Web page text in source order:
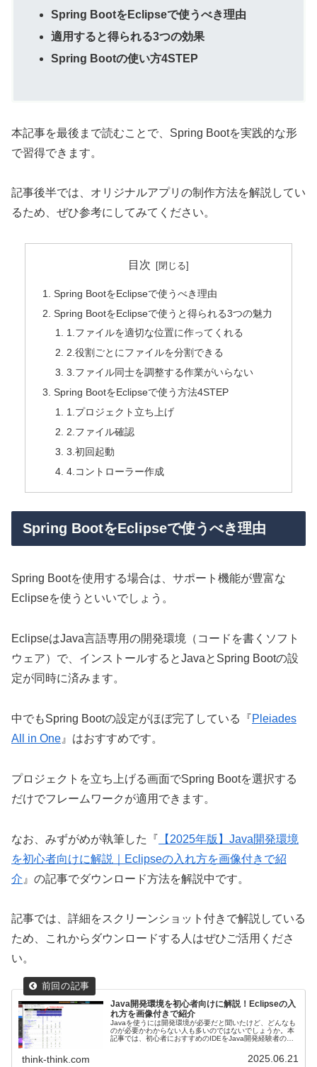
Spring BootをEclipseで使うべき理由
適用すると得られる3つの効果
Spring Bootの使い方4STEP
本記事を最後まで読むことで、Spring Bootを実践的な形
で習得できます。
記事後半では、オリジナルアプリの制作方法を解説してい
るため、ぜひ参考にしてみてください。
目次
Spring BootをEclipseで使うべき理由
Spring BootをEclipseで使うと得られる3つの魅力
1.ファイルを適切な位置に作ってくれる
2.役割ごとにファイルを分割できる
3.ファイル同士を調整する作業がいらない
Spring BootをEclipseで使う方法4STEP
1.プロジェクト立ち上げ
2.ファイル確認
3.初回起動
4.コントローラー作成
Spring BootをEclipseで使うべき理由
Spring Bootを使用する場合は、サポート機能が豊富な
Eclipseを使うといいでしょう。
EclipseはJava言語専用の開発環境（コードを書くソフト
ウェア）で、インストールするとJavaとSpring Bootの設
定が同時に済みます。
中でもSpring Bootの設定がほぼ完了している『Pleiades
All in One 』はおすすめです。
プロジェクトを立ち上げる画面でSpring Bootを選択する
だけでフレームワークが適用できます。
なお、みずがめが執筆した『 【2025年版】Java開発環境
を初心者向けに解説｜Eclipseの入れ方を画像付きで紹
介 』の記事でダウンロード方法を解説中です。
記事では、詳細をスクリーンショット付きで解説している
ため、これからダウンロードする人はぜひご活用くださ
い。
Java開発環境を初心者向けに解説！Eclipseの入
れ方を画像付きで紹介
Javaを使うには開発環境が必要だと聞いたけど、どんなも
のが必要かわからない人も多いのではないでしょうか。本
記事では、初心者におすすめのIDEをJava開発経験者のみ
think-think.com 2025.06.21